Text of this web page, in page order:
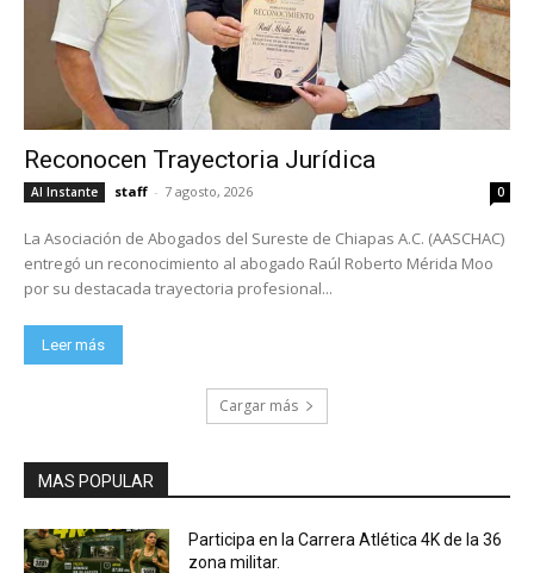
Reconocen Trayectoria Jurídica
Al Instante staff - 7 agosto, 2026 0
La Asociación de Abogados del Sureste de Chiapas A.C. (AASCHAC)
entregó un reconocimiento al abogado Raúl Roberto Mérida Moo
por su destacada trayectoria profesional...
Leer más
Cargar más
MAS POPULAR
Participa en la Carrera Atlética 4K de la 36
zona militar.